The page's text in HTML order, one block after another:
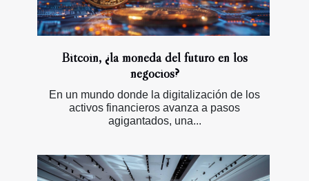
Bitcoin, ¿la moneda del futuro en los
negocios?
En un mundo donde la digitalización de los
activos financieros avanza a pasos
agigantados, una...